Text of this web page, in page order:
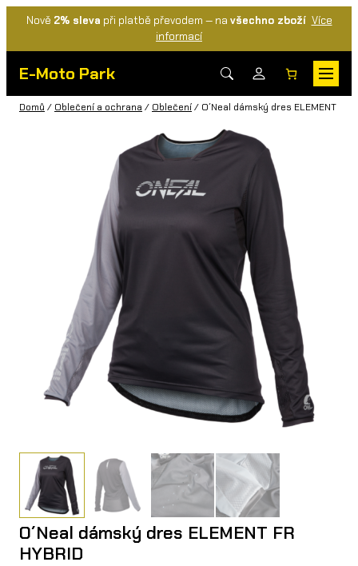
Nově 2% sleva při platbě převodem — na všechno zboží Více
informací
E-Moto Park
Domů / Oblečení a ochrana / Oblečení/ O´Neal dámský dres ELEMENT FR
O´Neal dámský dres ELEMENT FR
HYBRID